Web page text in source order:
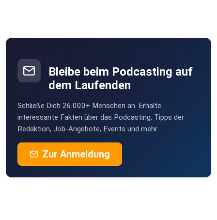
marzil
wuffi
Kalysin
Bleibe beim Podcasting auf
dem Laufenden
Schließe Dich 26.000+ Menschen an. Erhalte
interessante Fakten über das Podcasting, Tipps der
Redaktion, Job-Angebote, Events und mehr.
Zur Anmeldung